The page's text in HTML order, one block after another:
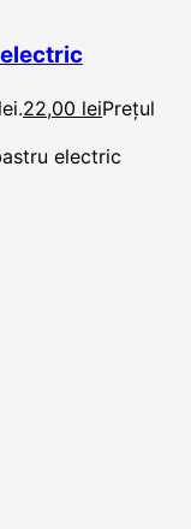
22,00 leiPrețul
electric